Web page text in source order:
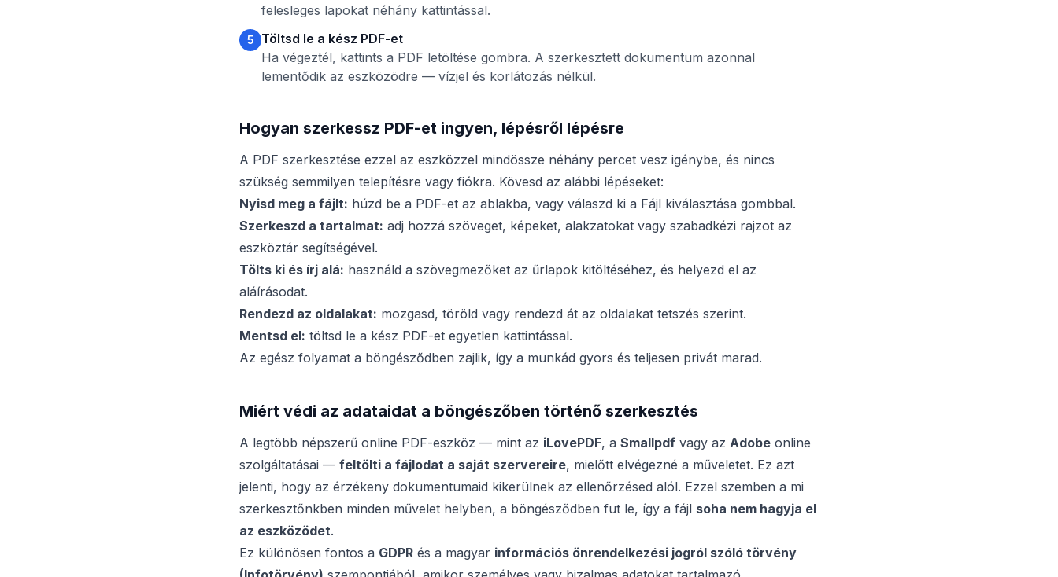
felesleges lapokat néhány kattintással.
5
Töltsd le a kész PDF-et
Ha végeztél, kattints a PDF letöltése gombra. A szerkesztett dokumentum azonnal
lementődik az eszközödre — vízjel és korlátozás nélkül.
Hogyan szerkessz PDF-et ingyen, lépésről lépésre
A PDF szerkesztése ezzel az eszközzel mindössze néhány percet vesz igénybe, és nincs
szükség semmilyen telepítésre vagy fiókra. Kövesd az alábbi lépéseket:
Nyisd meg a fájlt: húzd be a PDF-et az ablakba, vagy válaszd ki a Fájl kiválasztása gombbal.
Szerkeszd a tartalmat: adj hozzá szöveget, képeket, alakzatokat vagy szabadkézi rajzot az
eszköztár segítségével.
Tölts ki és írj alá: használd a szövegmezőket az űrlapok kitöltéséhez, és helyezd el az
aláírásodat.
Rendezd az oldalakat: mozgasd, töröld vagy rendezd át az oldalakat tetszés szerint.
Mentsd el: töltsd le a kész PDF-et egyetlen kattintással.
Az egész folyamat a böngésződben zajlik, így a munkád gyors és teljesen privát marad.
Miért védi az adataidat a böngészőben történő szerkesztés
A legtöbb népszerű online PDF-eszköz — mint az iLovePDF, a Smallpdf vagy az Adobe online
szolgáltatásai — feltölti a fájlodat a saját szervereire, mielőtt elvégezné a műveletet. Ez azt
jelenti, hogy az érzékeny dokumentumaid kikerülnek az ellenőrzésed alól. Ezzel szemben a mi
szerkesztőnkben minden művelet helyben, a böngésződben fut le, így a fájl soha nem hagyja el
az eszközödet.
Ez különösen fontos a GDPR és a magyar információs önrendelkezési jogról szóló törvény